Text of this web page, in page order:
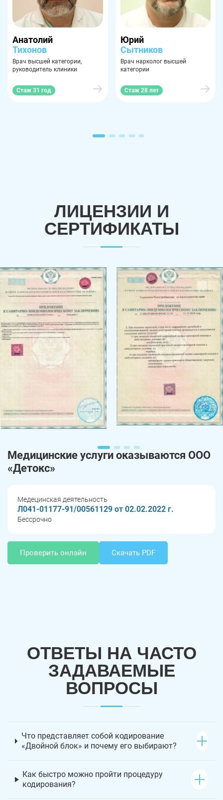
Анатолий
Тихонов
Врач высшей категории,
руководитель клиники
Стаж 31 год
Юрий
Сытников
Врач нарколог высшей
категории
Стаж 28 лет
ЛИЦЕНЗИИ И
СЕРТИФИКАТЫ
Медицинские услуги оказываются ООО
«Детокс»
Медецинская деятельность
Л041-01177-91/00561129 от 02.02.2022 г.
Бессрочно
Проверить онлайн Скачать PDF
ОТВЕТЫ НА ЧАСТО
ЗАДАВАЕМЫЕ
ВОПРОСЫ
Что представляет собой кодирование
«Двойной блок» и почему его выбирают?
Как быстро можно пройти процедуру
кодирования?